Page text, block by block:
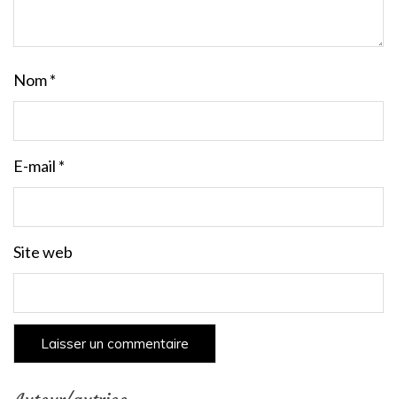
Nom*
E-mail *
Site web